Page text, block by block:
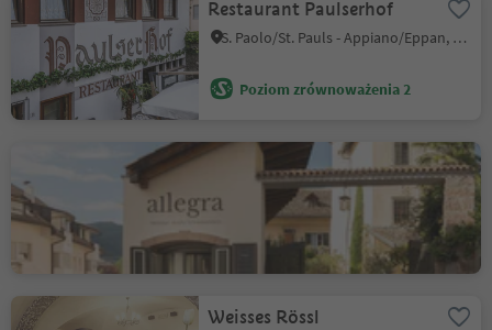
Restaurant Paulserhof
S. Paolo/St. Pauls - Appiano/Eppan, Eppan an der Weinstaße/Appiano sulla Strada del Vino, Alto Adige Wine Road
Poziom zrównoważenia 2
allegra Weinbar im Ansitz
Schreckenstein
S. Paolo/St. Pauls - Appiano/Eppan, Eppan an der Weinstaße/Appiano sulla Strada del Vino, Alto Adige Wine Road
Weisses Rössl